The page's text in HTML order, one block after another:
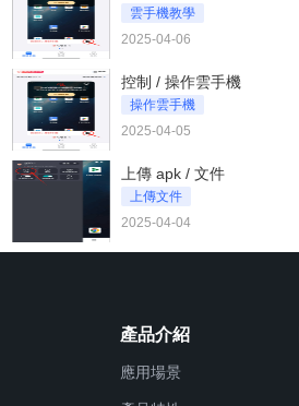
雲手機教學
2025-04-06
控制 / 操作雲手機
操作雲手機
2025-04-05
上傳 apk / 文件
上傳文件
2025-04-04
產品介紹
應用場景